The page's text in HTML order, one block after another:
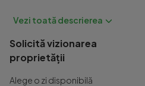
Solicită vizionarea
proprietății
Alege o zi disponibilă